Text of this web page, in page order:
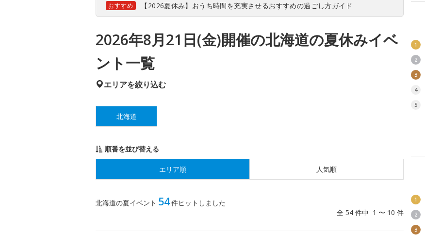
おすすめ 【2026夏休み】おうち時間を充実させるおすすめの過ごし方ガイド
2026年8月21日(金)開催の北海道の夏休みイベ
ント一覧
エリアを絞り込む
北海道
順番を並び替える
エリア順 人気順
北海道の夏イベント 54件ヒットしました
全 54 件中 1 〜 10 件
1
2
3
4
5
1
2
3